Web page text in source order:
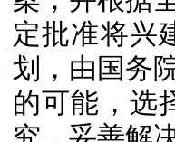
定批准将兴
划，由国务
的可能，选